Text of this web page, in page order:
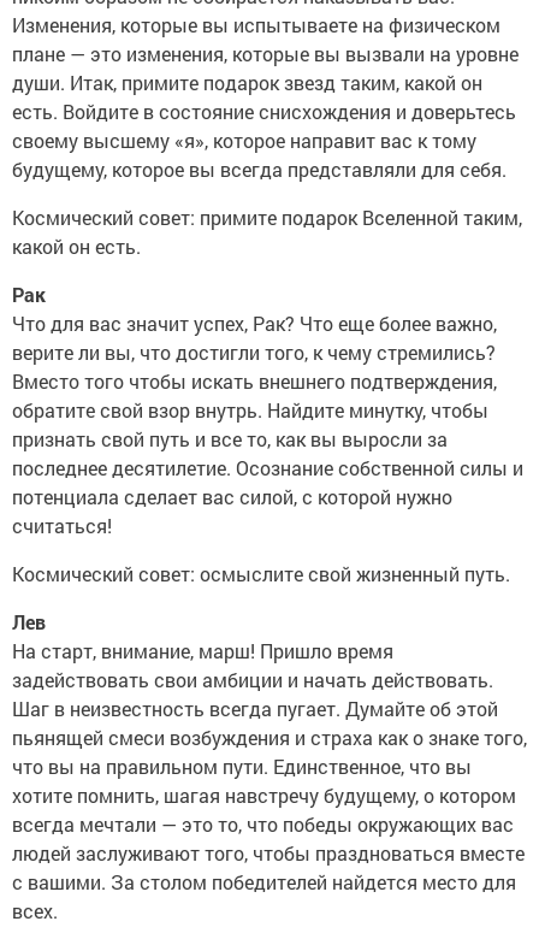
Изменения, которые вы испытываете на физическом
плане — это изменения, которые вы вызвали на уровне
души. Итак, примите подарок звезд таким, какой он
есть. Войдите в состояние снисхождения и доверьтесь
своему высшему «я», которое направит вас к тому
будущему, которое вы всегда представляли для себя.
Космический совет: примите подарок Вселенной таким,
какой он есть.
Рак
Что для вас значит успех, Рак? Что еще более важно,
верите ли вы, что достигли того, к чему стремились?
Вместо того чтобы искать внешнего подтверждения,
обратите свой взор внутрь. Найдите минутку, чтобы
признать свой путь и все то, как вы выросли за
последнее десятилетие. Осознание собственной силы и
потенциала сделает вас силой, с которой нужно
считаться!
Космический совет: осмыслите свой жизненный путь.
Лев
На старт, внимание, марш! Пришло время
задействовать свои амбиции и начать действовать.
Шаг в неизвестность всегда пугает. Думайте об этой
пьянящей смеси возбуждения и страха как о знаке того,
что вы на правильном пути. Единственное, что вы
хотите помнить, шагая навстречу будущему, о котором
всегда мечтали — это то, что победы окружающих вас
людей заслуживают того, чтобы праздноваться вместе
с вашими. За столом победителей найдется место для
всех.